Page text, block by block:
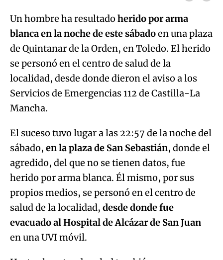
Un hombre ha resultado herido por arma
blanca en la noche de este sábadoen una plaza
de Quintanar de la Orden, en Toledo. El herido
se personó en el centro de salud de la
localidad, desde donde dieron el aviso a los
Servicios de Emergencias 112 de Castilla-La
Mancha.
El suceso tuvo lugar a las 22:57 de la noche del
sábado, en la plaza de San Sebastián, donde el
agredido, del que no se tienen datos, fue
herido por arma blanca. Él mismo, por sus
propios medios, se personó en el centro de
salud de la localidad, desde donde fue
evacuado al Hospital de Alcázar de San Juan
en una UVI móvil.